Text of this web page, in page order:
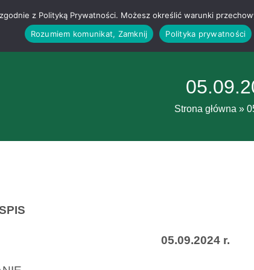
Strona główna »
r.
z Polityką Prywatności. Możesz określić warunki
Rozumiem komunikat, Zamknij
Polityka prywatności